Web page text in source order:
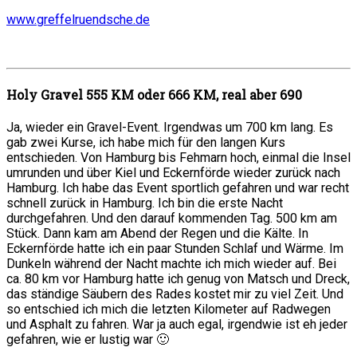
www.greffelruendsche.de
Holy Gravel 555 KM oder 666 KM, real aber 690
Ja, wieder ein Gravel-Event. Irgendwas um 700 km lang. Es
gab zwei Kurse, ich habe mich für den langen Kurs
entschieden. Von Hamburg bis Fehmarn hoch, einmal die Insel
umrunden und über Kiel und Eckernförde wieder zurück nach
Hamburg. Ich habe das Event sportlich gefahren und war recht
schnell zurück in Hamburg. Ich bin die erste Nacht
durchgefahren. Und den darauf kommenden Tag. 500 km am
Stück. Dann kam am Abend der Regen und die Kälte. In
Eckernförde hatte ich ein paar Stunden Schlaf und Wärme. Im
Dunkeln während der Nacht machte ich mich wieder auf. Bei
ca. 80 km vor Hamburg hatte ich genug von Matsch und Dreck,
das ständige Säubern des Rades kostet mir zu viel Zeit. Und
so entschied ich mich die letzten Kilometer auf Radwegen
und Asphalt zu fahren. War ja auch egal, irgendwie ist eh jeder
gefahren, wie er lustig war 🙂